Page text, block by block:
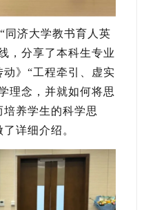
同济大学教书育人英
，分享了本科生专业
》“工程牵引、虚实
理念，并就如何将思
养学生的科学思
详细介绍。